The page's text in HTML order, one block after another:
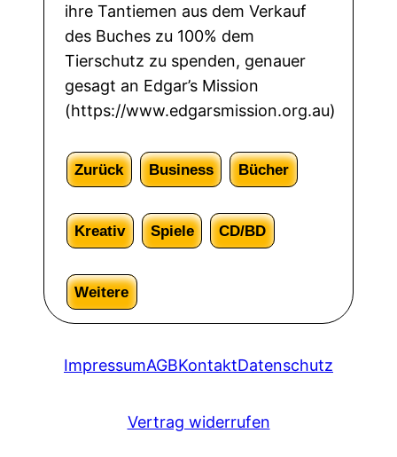
ihre Tantiemen aus dem Verkauf
des Buches zu 100% dem
Tierschutz zu spenden, genauer
gesagt an Edgar’s Mission
(https://www.edgarsmission.org.au)
Zurück Business Bücher
Kreativ Spiele CD/BD
Weitere
ImpressumAGBKontaktDatenschutz
Vertrag widerrufen